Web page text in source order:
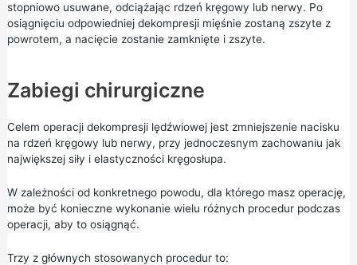
stopniowo usuwane, odciążając rdzeń kręgowy lub nerwy. Po
osiągnięciu odpowiedniej dekompresji mięśnie zostaną zszyte z
powrotem, a nacięcie zostanie zamknięte i zszyte.
Zabiegi chirurgiczne
Celem operacji dekompresji lędźwiowej jest zmniejszenie nacisku
na rdzeń kręgowy lub nerwy, przy jednoczesnym zachowaniu jak
największej siły i elastyczności kręgosłupa.
W zależności od konkretnego powodu, dla którego masz operację,
może być konieczne wykonanie wielu różnych procedur podczas
operacji, aby to osiągnąć.
Trzy z głównych stosowanych procedur to: